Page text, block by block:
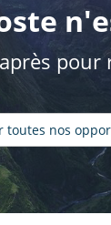
toutes nos